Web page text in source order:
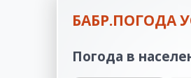
БАБР.ПОГОДА
Погода в